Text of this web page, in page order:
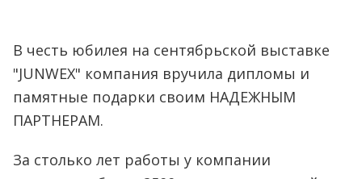
В честь юбилея на сентябрьской выставке
"JUNWEX" компания вручила дипломы и
памятные подарки своим НАДЕЖНЫМ
ПАРТНЕРАМ.
За столько лет работы у компании